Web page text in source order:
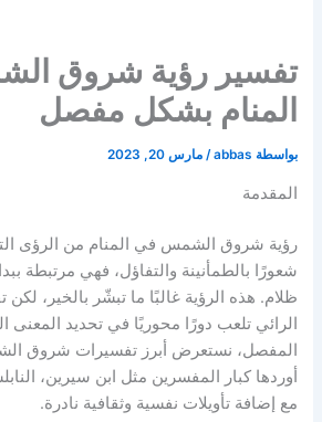
تفسير رؤية شروق
المنام بشكل مفصل
بواسطة abbas
/مارس 20, 2023
المقدمة
رؤية شروق الشمس في المنام من الرؤى
شعورًا بالطمأنينة والتفاؤل، فهي مرتبطة
ظلام. هذه الرؤية غالبًا ما تبشّر بالخير، لكن
الرائي تلعب دورًا محوريًا في تحديد المعنى
المفصل، نستعرض أبرز تفسيرات شروق
أوردها كبار المفسرين مثل ابن سيرين،
مع إضافة تأويلات نفسية وثقافية نادرة.